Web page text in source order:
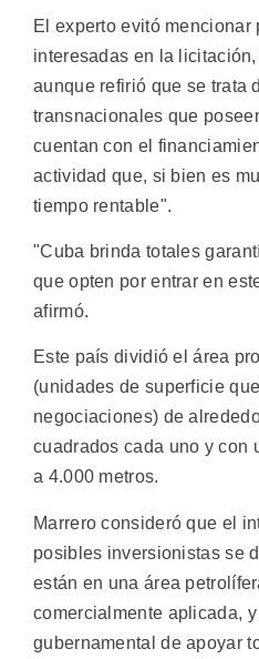
El experto evitó mencionar
interesadas en la
aunque refirió que se trata
transnacionales que
cuentan con el
actividad que, si bien es
tiempo rentable".
"Cuba brinda totales
que opten por entrar en
afirmó.
Este país dividió el área
(unidades de superficie
negociaciones) de
cuadrados cada uno y con
a 4.000 metros.
Marrero consideró que el
posibles inversionistas se
están en una área
comercialmente aplicada,
gubernamental de apoyar